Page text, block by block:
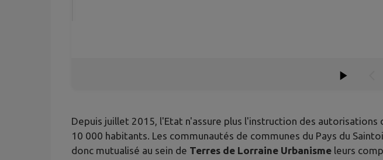
Depuis juillet 2015, l'Etat n'assure plus l'instruction des
10 000 habitants. Les communautés de communes du Pays du
donc mutualisé au sein de Terres de Lorraine Urbanisme leurs